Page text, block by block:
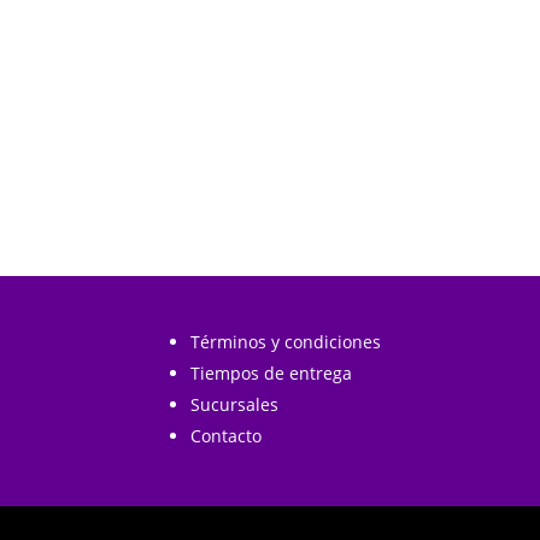
Términos y condiciones
Tiempos de entrega
Sucursales
Contacto